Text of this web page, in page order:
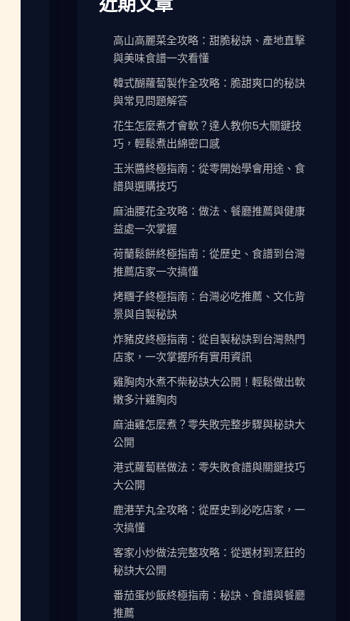
高山高麗菜全攻略：甜脆秘訣、產地直擊
與美味食譜一次看懂
韓式醐蘿蔔製作全攻略：脆甜爽口的秘訣
與常見問題解答
花生怎麼煮才會軟？達人教你5大關鍵技
巧，輕鬆煮出綿密口感
玉米醬終極指南：從零開始學會用途、食
譜與選購技巧
麻油腰花全攻略：做法、餐廳推薦與健康
益處一次掌握
荷蘭鬆餅終極指南：從歷史、食譜到台灣
推薦店家一次搞懂
烤糰子終極指南：台灣必吃推薦、文化背
景與自製秘訣
炸豬皮終極指南：從自製秘訣到台灣熱門
店家，一次掌握所有實用資訊
雞胸肉水煮不柴秘訣大公開！輕鬆做出軟
嫩多汁雞胸肉
麻油雞怎麼煮？零失敗完整步驟與秘訣大
公開
港式蘿蔔糕做法：零失敗食譜與關鍵技巧
大公開
鹿港芋丸全攻略：從歷史到必吃店家，一
次搞懂
客家小炒做法完整攻略：從選材到烹飪的
秘訣大公開
番茄蛋炒飯終極指南：秘訣、食譜與餐廳
推薦